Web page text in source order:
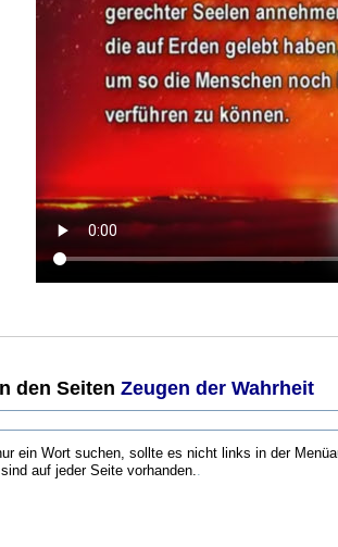
den Seiten Zeugen der Wahrheit
ein Wort suchen, sollte es nicht links in der
auf jeder Seite vorhanden..